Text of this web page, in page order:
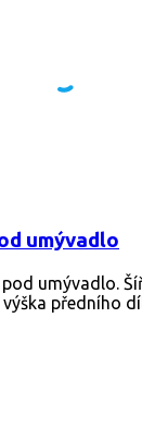
umývadlo
umývadlo.
předního